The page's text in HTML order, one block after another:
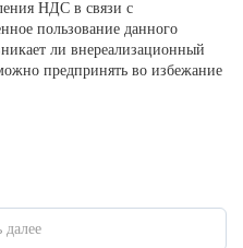
НДС в связи с
пользование данного
ли внереализационный
предпринять во избежание
далее